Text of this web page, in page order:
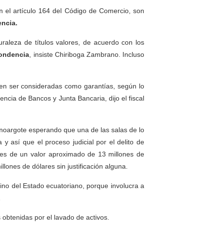
el artículo 164 del Código de Comercio, son
de títulos valores, de acuerdo con los
, insiste Chiriboga Zambrano. Incluso
ser consideradas como garantías, según lo
de Bancos y Junta Bancaria, dijo el fiscal
esperando que una de las salas de lo
y así que el proceso judicial por el delito de
de un valor aproximado de 13 millones de
de dólares sin justificación alguna.
del Estado ecuatoriano, porque involucra a
por el lavado de activos.